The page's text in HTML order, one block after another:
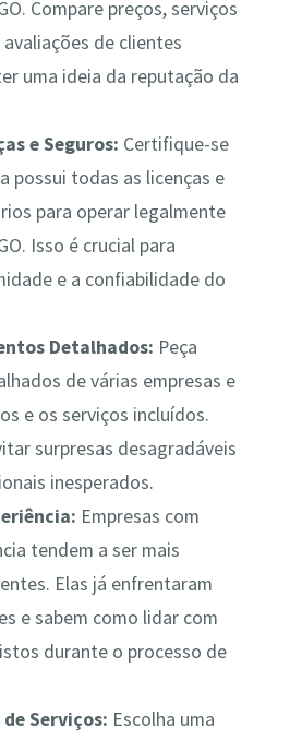
Compare preços, serviços
de clientes
uma ideia da reputação da
e Seguros: Certifique-se
possui todas as licenças e
para operar legalmente
Isso é crucial para
e a confiabilidade do
Detalhados: Peça
de várias empresas e
e os serviços incluídos.
surpresas desagradáveis
inesperados.
Empresas com
tendem a ser mais
Elas já enfrentaram
e sabem como lidar com
durante o processo de
Serviços: Escolha uma